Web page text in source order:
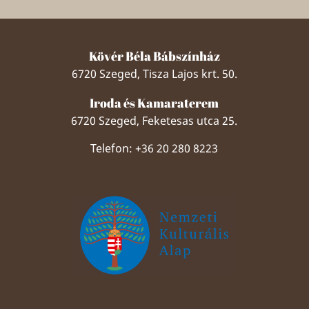
Kövér Béla Bábszínház
6720 Szeged, Tisza Lajos krt. 50.
Iroda és Kamaraterem
6720 Szeged, Feketesas utca 25.
Telefon: +36 20 280 8223